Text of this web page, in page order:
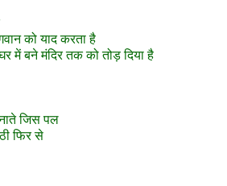
को याद करता है
बने मंदिर तक को तोड़ दिया है
जिस पल
फिर से